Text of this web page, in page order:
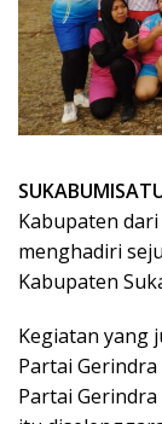
Kabupaten
menghadiri
Kabupaten
Kegiatan yang
Partai
Partai